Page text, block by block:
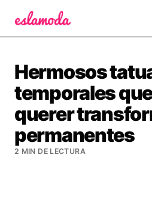
Hermosos
temporales
querer
permanentes
2 MIN DE LECTURA